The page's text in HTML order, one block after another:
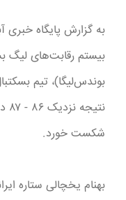
به گزارش پایگاه خبری
بوندس‌لیگا)، تیم
شکست خورد.